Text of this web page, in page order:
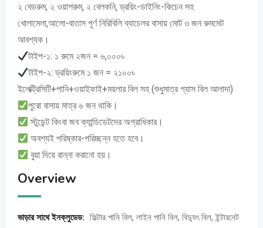
২ বেডরুম, ২ ওয়াশরুম, ২ বেলকনি, ড্রয়িং-ডাইনিং-কিচেন সহ
খোলামেলা,আলো-বাতাস পূর্ণ নিরিবিলি ব্যাচেলর বাসায় মোট ৩ জন রুমমেট
আবশ্যক।
টাইপ-১: ১ রুমে ২জন = ৬,০০০৳
টাইপ-২: ড্রয়িংরুমে ১ জন = ২১০০৳
ইলেক্ট্রিসিটি+পানি+ওয়াইফাই+ময়লার বিল সহ (শুধুমাত্র গ্যাস বিল আলাদা)
পুরো বাসায় মাত্র ৬ জন থাকি।
স্টুডেন্ট কিংবা জব ক্যান্ডিডেটদের অগ্রাধিকার।
অবশ্যই পরিষ্কার-পরিচ্ছন্ন হতে হবে।
বুয়া দিয়ে রান্না করানো হয়।
Overview
ভাড়ার সাথে ইনক্লুডেড: ফিল্টার পানি বিল, লাইন পানি বিল, বিদ্যুৎ বিল, ইন্টারনেট